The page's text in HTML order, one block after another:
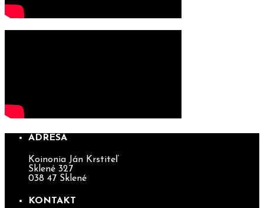
ADRESA
Koinonia Ján Krstiteľ
Sklené 327
038 47 Sklené
KONTAKT